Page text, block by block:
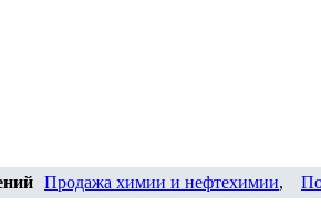
Продажа химии и нефтехимии,